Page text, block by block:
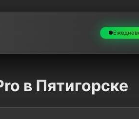
●
в Пятигорске